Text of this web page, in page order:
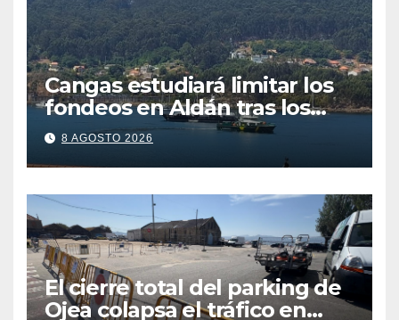
Cangas estudiará limitar los
fondeos en Aldán tras los
últimos episodios de
contaminación en O Con
8 AGOSTO 2026
El cierre total del parking de
Ojea colapsa el tráfico en